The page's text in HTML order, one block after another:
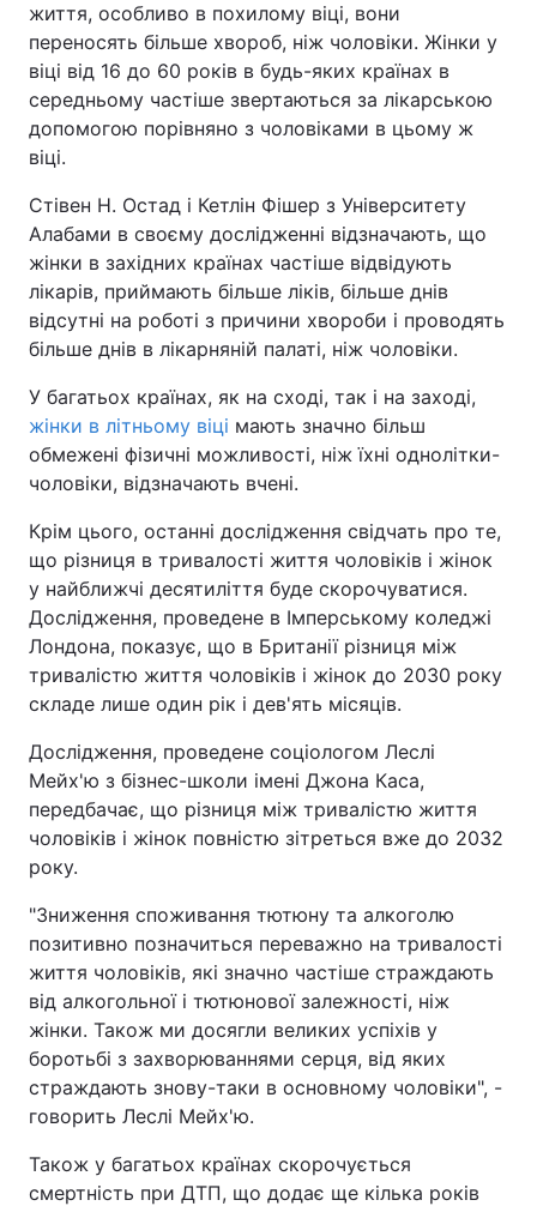
життя, особливо в похилому віці, вони
переносять більше хвороб, ніж чоловіки. Жінки у
віці від 16 до 60 років в будь-яких країнах в
середньому частіше звертаються за лікарською
допомогою порівняно з чоловіками в цьому ж
віці.
Стівен Н. Остад і Кетлін Фішер з Університету
Алабами в своєму дослідженні відзначають, що
жінки в західних країнах частіше відвідують
лікарів, приймають більше ліків, більше днів
відсутні на роботі з причини хвороби і проводять
більше днів в лікарняній палаті, ніж чоловіки.
У багатьох країнах, як на сході, так і на заході,
жінки в літньому віці мають значно більш
обмежені фізичні можливості, ніж їхні однолітки-
чоловіки, відзначають вчені.
Крім цього, останні дослідження свідчать про те,
що різниця в тривалості життя чоловіків і жінок
у найближчі десятиліття буде скорочуватися.
Дослідження, проведене в Імперському коледжі
Лондона, показує, що в Британії різниця між
тривалістю життя чоловіків і жінок до 2030 року
складе лише один рік і дев'ять місяців.
Дослідження, проведене соціологом Леслі
Мейх'ю з бізнес-школи імені Джона Каса,
передбачає, що різниця між тривалістю життя
чоловіків і жінок повністю зітреться вже до 2032
року.
"Зниження споживання тютюну та алкоголю
позитивно позначиться переважно на тривалості
життя чоловіків, які значно частіше страждають
від алкогольної і тютюнової залежності, ніж
жінки. Також ми досягли великих успіхів у
боротьбі з захворюваннями серця, від яких
страждають знову-таки в основному чоловіки", -
говорить Леслі Мейх'ю.
Також у багатьох країнах скорочується
смертність при ДТП, що додає ще кілька років